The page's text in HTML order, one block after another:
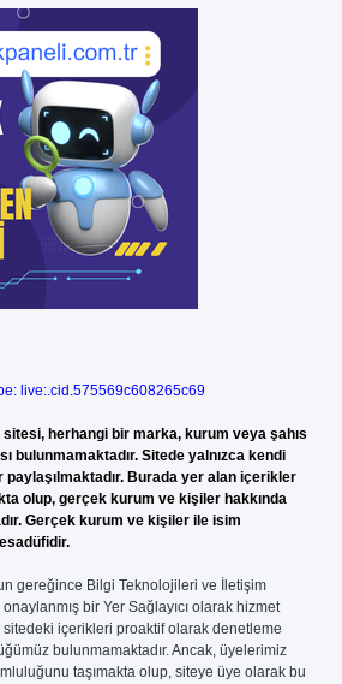
live:.cid.575569c608265c69
sitesi, herhangi bir marka, kurum veya şahıs
bulunmamaktadır. Sitede yalnızca kendi
paylaşılmaktadır. Burada yer alan içerikler
olup, gerçek kurum ve kişiler hakkında
Gerçek kurum ve kişiler ile isim
gereğince Bilgi Teknolojileri ve İletişim
bir Yer Sağlayıcı olarak hizmet
içerikleri proaktif olarak denetleme
bulunmamaktadır. Ancak, üyelerimiz
taşımakta olup, siteye üye olarak bu